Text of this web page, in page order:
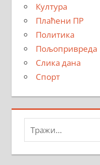
Култура
Плаћени ПР
Политика
Пољопривреда
Слика дана
Спорт
Тражи: